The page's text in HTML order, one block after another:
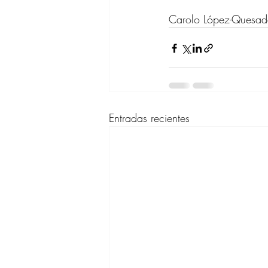
Carolo López-
Entradas recientes